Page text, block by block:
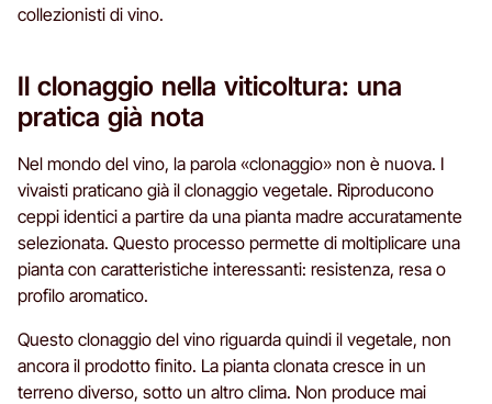
collezionisti di vino.
Il clonaggio nella viticoltura: una
pratica già nota
Nel mondo del vino, la parola «clonaggio» non è nuova. I
vivaisti praticano già il clonaggio vegetale. Riproducono
ceppi identici a partire da una pianta madre accuratamente
selezionata. Questo processo permette di moltiplicare una
pianta con caratteristiche interessanti: resistenza, resa o
profilo aromatico.
Questo clonaggio del vino riguarda quindi il vegetale, non
ancora il prodotto finito. La pianta clonata cresce in un
terreno diverso, sotto un altro clima. Non produce mai